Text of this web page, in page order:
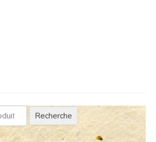
Recherche